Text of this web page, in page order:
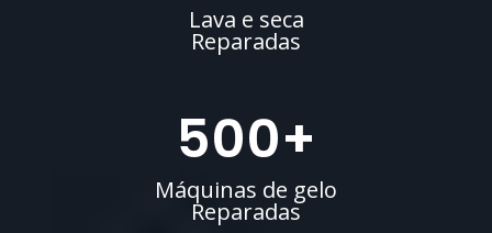
Lava e seca
Reparadas
500+
Máquinas de gelo
Reparadas